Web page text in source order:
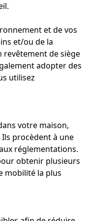
et de vos
et/ou de la
revêtement de siège
adopter des
utilisez
votre maison,
procèdent à une
réglementations.
obtenir plusieurs
mobilité la plus